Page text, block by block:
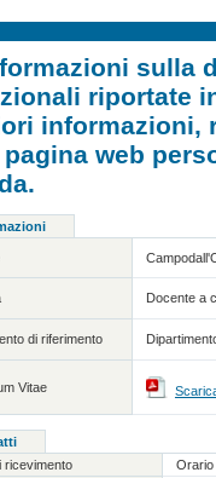
sulla
riportate
informazioni,
web
Docente a
di riferimento
Vitae
ricevimento
Orario